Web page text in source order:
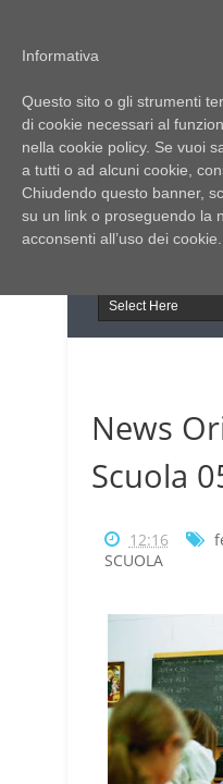
Italia Notizie
Giornale di
Giornale di Puglia
Il portale
in Puglia
News
Scuola
12:16
SCUOLA
Informativa
Questo sito o gli strumenti
di cookie necessari al
nella cookie policy. Se vuoi
a tutti o ad alcuni cookie,
Chiudendo questo banner,
su un link o proseguendo la
acconsenti all’uso dei cookie.